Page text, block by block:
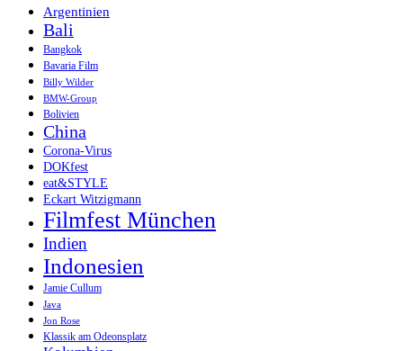
Argentinien
Bali
Bangkok
Bavaria Film
Billy Wilder
BMW-Group
Bolivien
China
Corona-Virus
DOKfest
eat&STYLE
Eckart Witzigmann
Filmfest München
Indien
Indonesien
Jamie Cullum
Java
Jon Rose
Klassik am Odeonsplatz